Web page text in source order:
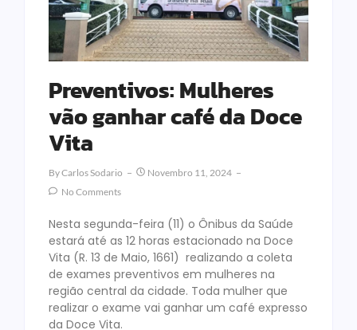
Preventivos: Mulheres
vão ganhar café da Doce
Vita
ByCarlos Sodario
Novembro 11, 2024
No Comments
Nesta segunda-feira (11) o Ônibus da Saúde
estará até as 12 horas estacionado na Doce
Vita (R. 13 de Maio, 1661) realizando a coleta
de exames preventivos em mulheres na
região central da cidade. Toda mulher que
realizar o exame vai ganhar um café expresso
da Doce Vita.